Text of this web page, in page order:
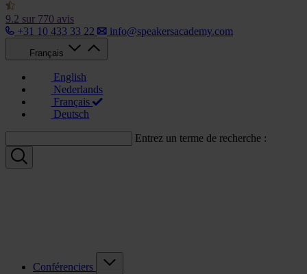
9.2 sur 770 avis
+31 10 433 33 22
info@speakersacademy.com
Français
English
Nederlands
Français
Deutsch
Entrez un terme de recherche :
Conférenciers